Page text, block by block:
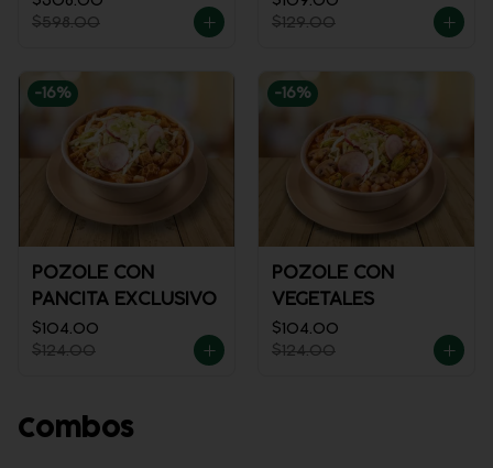
$598.00
$129.00
-16%
POZOLE CON
PANCITA EXCLUSIVO
$104.00
$124.00
-16%
POZOLE CON
VEGETALES
$104.00
$124.00
Combos